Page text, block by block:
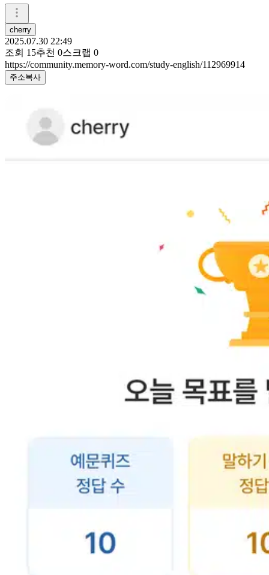
cherry
2025.07.30 22:49
조회 15추천 0스크랩 0
https://community.memory-word.com/study-english/112969914
주소복사